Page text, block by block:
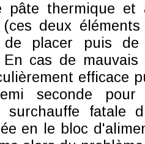
pâte thermique et
deux éléments
placer puis
En cas de
efficace
seconde
surchauffe fatale
en le bloc